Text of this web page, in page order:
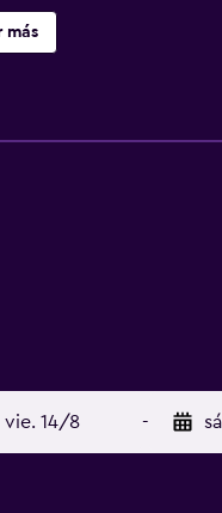
se encuentran a
diseñado para el
más
vie. 14/8 -